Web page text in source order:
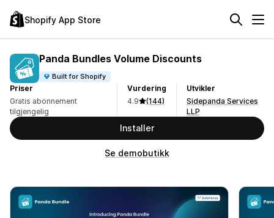
Shopify App Store
Panda Bundles Volume Discounts
Built for Shopify
Priser
Gratis abonnement
tilgjengelig
Vurdering
4.9
(144)
Utvikler
Sidepanda Services
LLP
Installer
Se demobutikk